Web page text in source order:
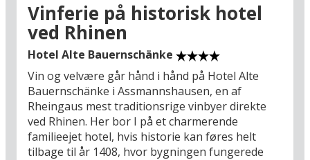
over Rhinen og et oplagt udgangspunkt for
vandreture.
Kommer I til Bad Breisig i juletiden, bør I forkæle
jer selv med en tur til Köln (61 km), som på denne
tid af året åbner porten for sine stemningsfulde
og historiske julemarkeder med bugnende
boder og glitrende lys. Rigtig god ferie i
Sydtyskland!
Vinferie på historisk hotel
ved Rhinen
Hotel Alte Bauernschänke
Vin og velvære går hånd i hånd på Hotel Alte
Bauernschänke i Assmannshausen, en af
Rheingaus mest traditionsrige vinbyer direkte
ved Rhinen. Her bor I på et charmerende
familieejet hotel, hvis historie kan føres helt
tilbage til år 1408, hvor bygningen fungerede